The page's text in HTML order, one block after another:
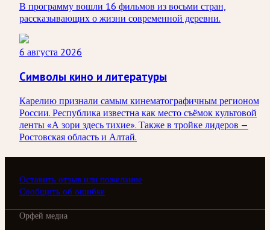
В программу вошли 16 фильмов из восьми стран,
рассказывающих о жизни современной деревни.
6 августа 2026
Символы кино и литературы
Карелию признали самым кинематографичным регионом
России. Республика известна как место съёмок культовой
ленты «А зори здесь тихие». Также в тройке лидеров —
Ростовская область и Алтай.
Оставить отзыв или пожелание
Сообщить об ошибке
Орфей медиа